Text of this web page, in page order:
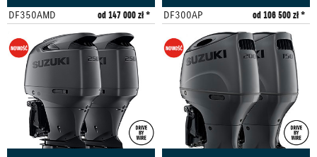
DF350AMD od 147 000 zł * DF300AP od 106 500 zł *